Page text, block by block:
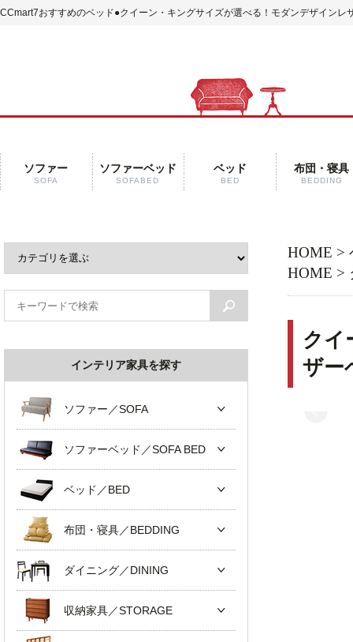
CCmart7おすすめのベッド●クイーン・キングサイズが選べる！モダンデザインレ
ソファー
SOFA
ソファーベッド
SOFABED
ベッド
BED
布団・寝具
BEDDING
HOME >
HOME >
クイ
ザー
インテリア家具を探す
ソファー／SOFA
ソファーベッド／SOFA BED
ベッド／BED
布団・寝具／BEDDING
ダイニング／DINING
収納家具／STORAGE